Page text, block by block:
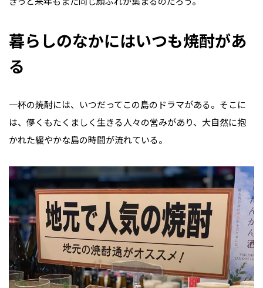
暮らしのなかにはいつも焼酎があ
る
一杯の焼酎には、いつだってこの島のドラマがある。そこに
は、儚くもたくましく生きる人々の営みがあり、大自然に抱
かれた緩やかな島の時間が流れている。